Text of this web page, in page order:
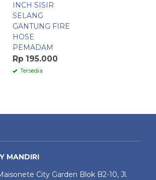
INCH SISIR
SELANG
GANTUNG FIRE
HOSE
PEMADAM
Rp 195.000
Tersedia
MANDIRI
City Garden Blok B2-10, Jl.